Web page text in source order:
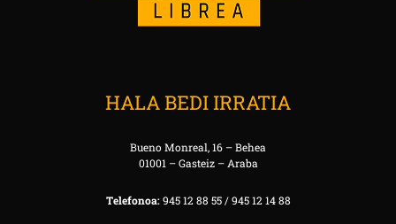
HALA BEDI IRRATIA
Bueno Monreal, 16 – Behea
01001 – Gasteiz – Araba
Telefonoa:945 12 88 55 / 945 12 14 88